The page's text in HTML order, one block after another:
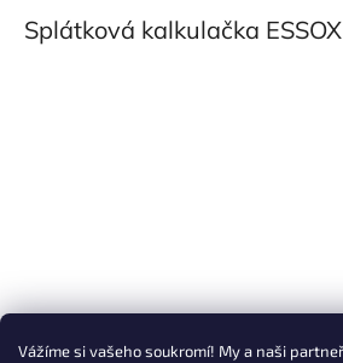
Vážíme si vašeho soukromí! My a naši
Splátková kalkulačka ESSOX